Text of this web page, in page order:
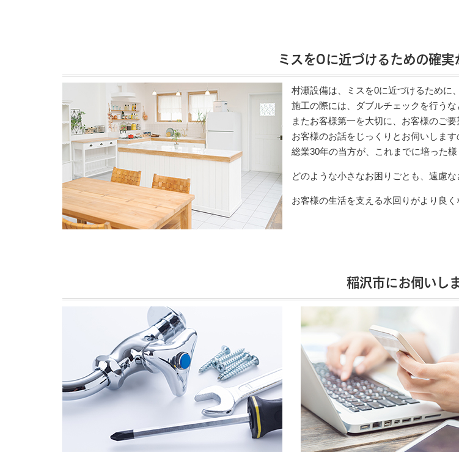
ミスを0に近づけるための確実
村瀬設備は、ミスを0に近づけるために
施工の際には、ダブルチェックを行うな
またお客様第一を大切に、お客様のご
お客様のお話をじっくりとお伺いします
総業30年の当方が、これまでに培った
どのような小さなお困りごとも、遠慮な
お客様の生活を支える水回りがより良
稲沢市にお伺いし